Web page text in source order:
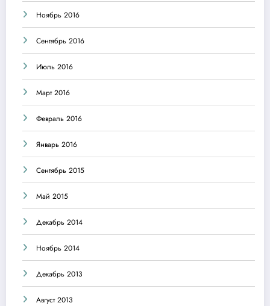
Ноябрь 2016
Сентябрь 2016
Июль 2016
Март 2016
Февраль 2016
Январь 2016
Сентябрь 2015
Май 2015
Декабрь 2014
Ноябрь 2014
Декабрь 2013
Август 2013